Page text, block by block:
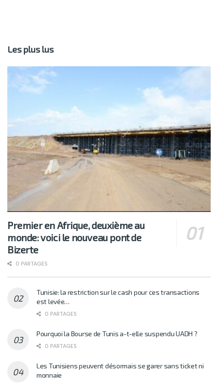
Les plus lus
Premier en Afrique, deuxième au
monde: voici le nouveau pont de
Bizerte
0 PARTAGES
Tunisie: la restriction sur le cash pour ces transactions
est levée…
0 PARTAGES
Pourquoi la Bourse de Tunis a-t-elle suspendu UADH ?
0 PARTAGES
Les Tunisiens peuvent désormais se garer sans ticket ni
monnaie